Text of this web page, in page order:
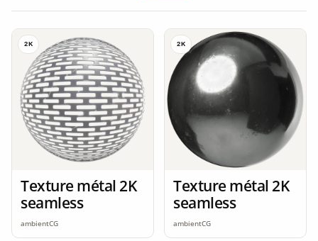
2K
Texture métal 2K
seamless
ambientCG
2K
Texture métal 2K
seamless
ambientCG